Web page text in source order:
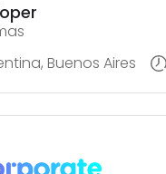
Buenos Aires